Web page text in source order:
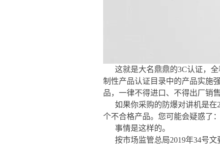
这就是大名鼎鼎的3C认证，
制性产品认证目录中的产品实施
品，一律不得进口、不得出厂销
如果你采购的防爆对讲机是
个不合格产品。您可能会疑惑了
事情是这样的。
按市场监管总局2019年34号